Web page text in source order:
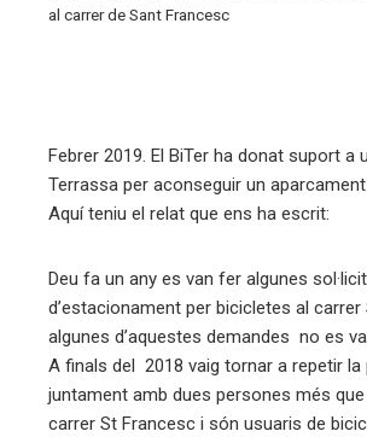
al carrer de Sant Francesc
Febrer 2019. El BiTer ha donat suport a
Terrassa per aconseguir un
Aquí teniu el relat que ens ha escrit:
Deu fa un any es van fer algunes
d’estacionament per bicicletes al carrer
algunes d’aquestes demandes no es
A finals del 2018 vaig tornar a repetir la
juntament amb dues persones més
carrer St Francesc i són usuaris de